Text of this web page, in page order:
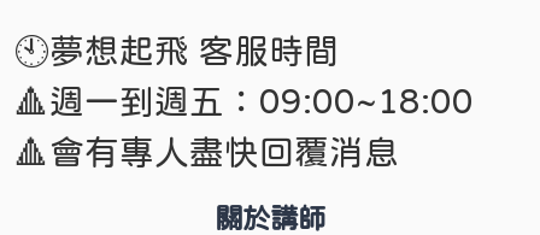
🕙夢想起飛 客服時間
🔺週一到週五：09:00~18:00
🔺會有專人盡快回覆消息
關於講師